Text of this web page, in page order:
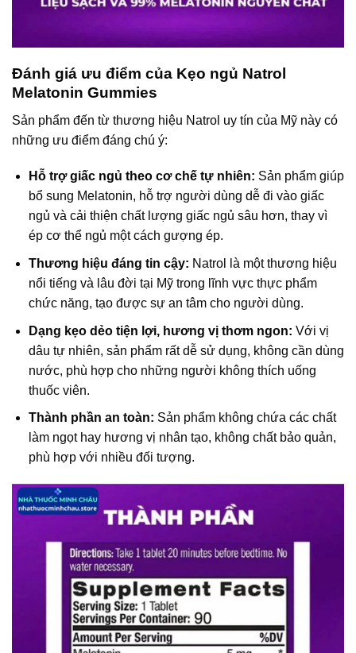
Đánh giá ưu điểm của Kẹo ngủ Natrol
Melatonin Gummies
Sản phẩm đến từ thương hiệu Natrol uy tín của Mỹ này có
những ưu điểm đáng chú ý:
Hỗ trợ giấc ngủ theo cơ chế tự nhiên: Sản phẩm giúp
bổ sung Melatonin, hỗ trợ người dùng dễ đi vào giấc
ngủ và cải thiện chất lượng giấc ngủ sâu hơn, thay vì
ép cơ thể ngủ một cách gượng ép.
Thương hiệu đáng tin cậy: Natrol là một thương hiệu
nổi tiếng và lâu đời tại Mỹ trong lĩnh vực thực phẩm
chức năng, tạo được sự an tâm cho người dùng.
Dạng kẹo dẻo tiện lợi, hương vị thơm ngon: Với vị
dâu tự nhiên, sản phẩm rất dễ sử dụng, không cần dùng
nước, phù hợp cho những người không thích uống
thuốc viên.
Thành phần an toàn: Sản phẩm không chứa các chất
làm ngọt hay hương vị nhân tạo, không chất bảo quản,
phù hợp với nhiều đối tượng.